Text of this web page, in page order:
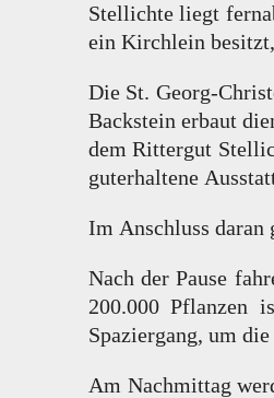
Stellichte liegt
ein Kirchlein
Die St. Georg-
Backstein erbaut
dem Rittergut
guterhaltene
Im Anschluss daran
Nach der Pause
200.000 Pflanzen
Spaziergang, um
Am Nachmittag